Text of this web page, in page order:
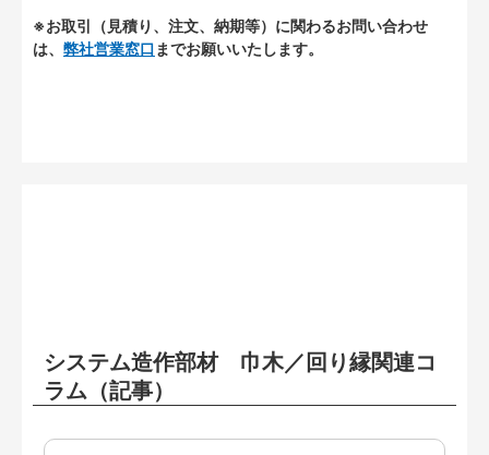
※お取引（見積り、注文、納期等）に関わるお問い合わせ
は、 弊社営業窓口 までお願いいたします。
システム造作部材 巾木／回り縁関連コ
ラム（記事）